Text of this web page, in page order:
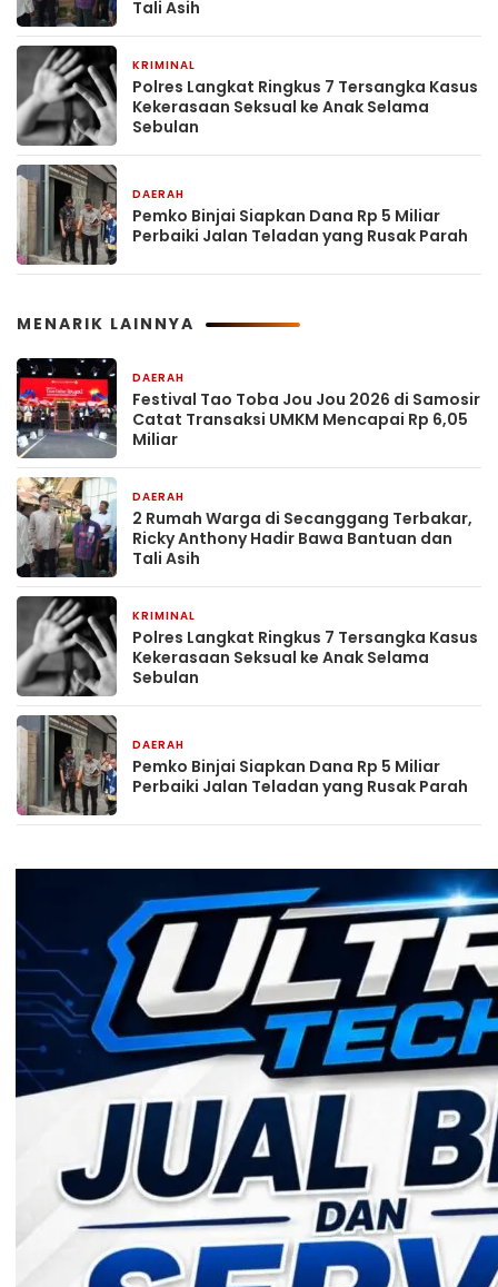
Tali Asih
KRIMINAL
Polres Langkat Ringkus 7 Tersangka Kasus
Kekerasaan Seksual ke Anak Selama
Sebulan
DAERAH
Pemko Binjai Siapkan Dana Rp 5 Miliar
Perbaiki Jalan Teladan yang Rusak Parah
MENARIK LAINNYA
DAERAH
Festival Tao Toba Jou Jou 2026 di Samosir
Catat Transaksi UMKM Mencapai Rp 6,05
Miliar
DAERAH
2 Rumah Warga di Secanggang Terbakar,
Ricky Anthony Hadir Bawa Bantuan dan
Tali Asih
KRIMINAL
Polres Langkat Ringkus 7 Tersangka Kasus
Kekerasaan Seksual ke Anak Selama
Sebulan
DAERAH
Pemko Binjai Siapkan Dana Rp 5 Miliar
Perbaiki Jalan Teladan yang Rusak Parah